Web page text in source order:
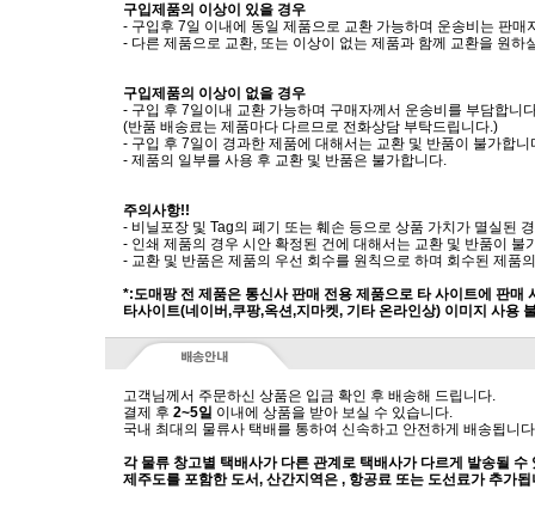
구입제품의 이상이 있을 경우
- 구입후 7일 이내에 동일 제품으로 교환 가능하며 운송비는 판매
- 다른 제품으로 교환, 또는 이상이 없는 제품과 함께 교환을 원하
구입제품의 이상이 없을 경우
- 구입 후 7일이내 교환 가능하며 구매자께서 운송비를 부담합니
(반품 배송료는 제품마다 다르므로 전화상담 부탁드립니다.)
- 구입 후 7일이 경과한 제품에 대해서는 교환 및 반품이 불가합니
- 제품의 일부를 사용 후 교환 및 반품은 불가합니다.
주의사항!!
- 비닐포장 및 Tag의 폐기 또는 훼손 등으로 상품 가치가 멸실된
- 인쇄 제품의 경우 시안 확정된 건에 대해서는 교환 및 반품이 불
- 교환 및 반품은 제품의 우선 회수를 원칙으로 하며 회수된 제품
*:도매팡 전 제품은 통신사 판매 전용 제품으로 타 사이트에 판매
타사이트(네이버,쿠팡,옥션,지마켓, 기타 온라인상) 이미지 사용
고객님께서 주문하신 상품은 입금 확인 후 배송해 드립니다.
결제 후 2~5일 이내에 상품을 받아 보실 수 있습니다.
국내 최대의 물류사 택배를 통하여 신속하고 안전하게 배송됩니
각 물류 창고별 택배사가 다른 관계로 택배사가 다르게 발송될 수
제주도를 포함한 도서, 산간지역은 , 항공료 또는 도선료가 추가됩